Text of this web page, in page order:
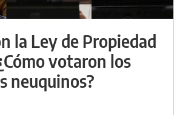
la Ley de Propiedad
votaron los
neuquinos?